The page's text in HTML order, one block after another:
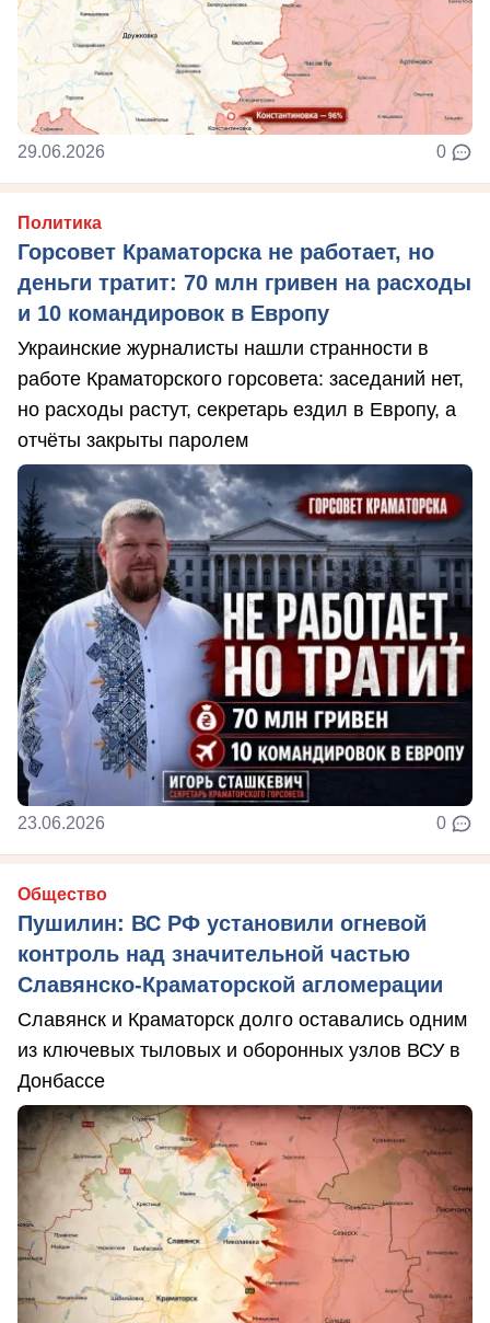
29.06.2026 0
Политика
Горсовет Краматорска не работает, но
деньги тратит: 70 млн гривен на расходы
и 10 командировок в Европу
Украинские журналисты нашли странности в
работе Краматорского горсовета: заседаний нет,
но расходы растут, секретарь ездил в Европу, а
отчёты закрыты паролем
23.06.2026 0
Общество
Пушилин: ВС РФ установили огневой
контроль над значительной частью
Славянско-Краматорской агломерации
Славянск и Краматорск долго оставались одним
из ключевых тыловых и оборонных узлов ВСУ в
Донбассе